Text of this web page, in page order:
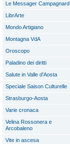
Le Messager Campagnard
LibrArte
Mondo Artigiano
Montagna VdA
Oroscopo
Paladino dei diritti
Salute in Valle d'Aosta
Speciale Saison Culturelle
Strasburgo-Aosta
Varie cronaca
Velina Rossonera e
Arcobaleno
Vite in ascesa